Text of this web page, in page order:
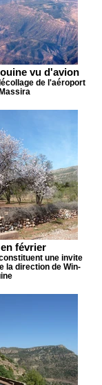
vu d'avion
de l'aéroport
février
une invite
la direction de Win-